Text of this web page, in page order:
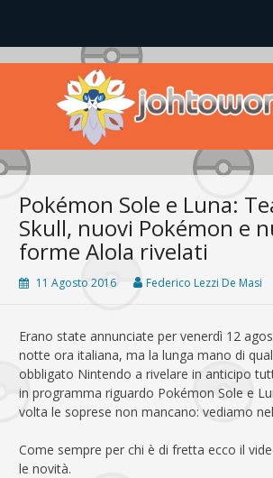
Johto World
Le novità più frizzanti dall'universo
Pokémon Sole e Luna:
Skull, nuovi Pokémon e
forme Alola rivelati
11 Agosto 2016 Federico Lezzi De Masi
Erano state annunciate per venerdì 12
notte ora italiana, ma la lunga mano di
obbligato Nintendo a rivelare in anticipo
in programma riguardo Pokémon Sole e
volta le soprese non mancano: vediamo
Come sempre per chi è di fretta ecco il
le novità.